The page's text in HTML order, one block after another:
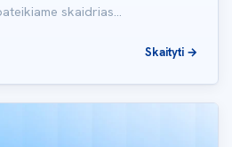
skaidrias…
Skaityti →